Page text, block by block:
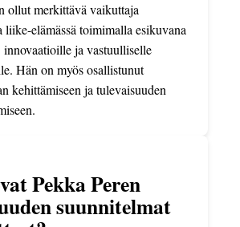
ollut merkittävä vaikuttaja
liike-elämässä toimimalla esikuvana
ja vastuulliselle
Hän on myös osallistunut
kehittämiseen ja tulevaisuuden
Pekka Peren
suunnitelmat